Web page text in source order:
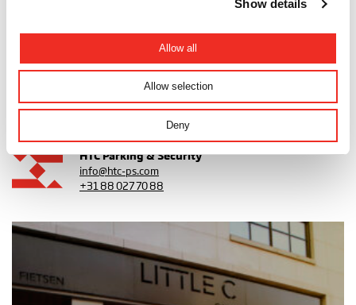
Show details
Allow all
Allow selection
Deny
Diesen Artikel teilen
Zurück zur Übersicht
HTC Parking & Security
info@htc-ps.com
+31 88 027 70 88